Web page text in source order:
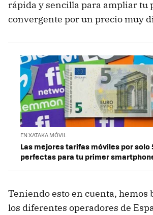
rápida y sencilla para ampliar tu
convergente por un precio muy
EN XATAKA MÓVIL
Las mejores tarifas móviles por solo
perfectas para tu primer
Teniendo esto en cuenta, hemos
los diferentes operadores de